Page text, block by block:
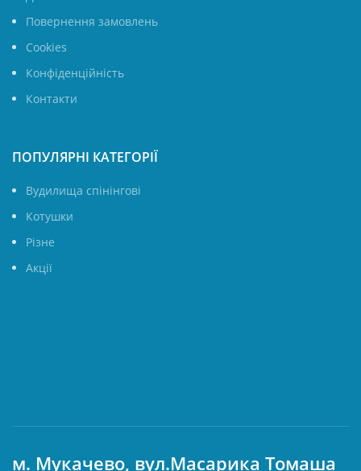
Повернення замовлень
Cookies
Конфіденційність
Контакти
ПОПУЛЯРНІ КАТЕГОРІЇ
Вудилища спінінгові
Котушки
Різне
Акції
м. Мукачево, вул.Масарика Томаша